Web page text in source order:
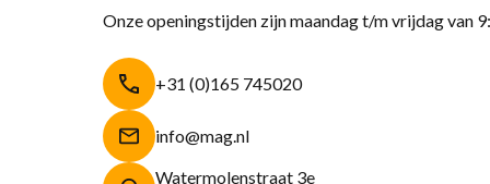
Onze openingstijden zijn maandag t/m vrijdag van
+31 (0)165 745020
info@mag.nl
Watermolenstraat 3e